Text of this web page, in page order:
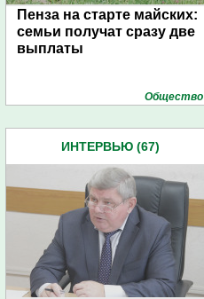
Пенза на старте майских:
семьи получат сразу две
выплаты
Общество
ИНТЕРВЬЮ (67)